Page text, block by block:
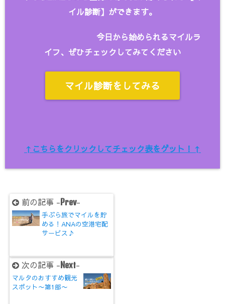
イル診断】ができます。
今日から始められるマイルラ
イフ、ぜひチェックしてみてください
マイル診断をしてみる
↑こちらをクリックしてチェック表をゲット！↑
前の記事 - Prev-
手ぶら旅でマイルを貯
める！ANAの空港宅配
サービス♪
次の記事 - Next-
マルタのおすすめ観光
スポット〜第1部〜